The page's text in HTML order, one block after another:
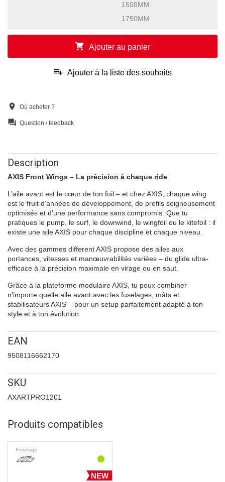
1500MM
1750MM
shopping_cart Ajouter au panier
playlist_add Ajouter à la liste des souhaits
location_on Où acheter ?
question_answer Question / feedback
Description
AXIS Front Wings – La précision à chaque ride
L’aile avant est le cœur de ton foil – et chez AXIS, chaque wing
est le fruit d’années de développement, de profils soigneusement
optimisés et d’une performance sans compromis. Que tu
pratiques le pump, le surf, le downwind, le wingfoil ou le kitefoil : il
existe une aile AXIS pour chaque discipline et chaque niveau.
Avec des gammes different AXIS propose des ailes aux
portances, vitesses et manœuvrabilités variées – du glide ultra-
efficace à la précision maximale en virage ou en saut.
Grâce à la plateforme modulaire AXIS, tu peux combiner
n’importe quelle aile avant avec les fuselages, mâts et
stabilisateurs AXIS – pour un setup parfaitement adapté à ton
style et à ton évolution.
EAN
9508116662170
SKU
AXARTPRO1201
Produits compatibles
Fuselage
NEW